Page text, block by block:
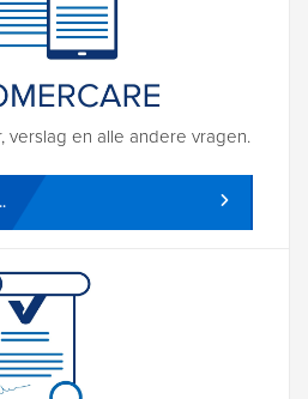
verslag en alle andere vragen.